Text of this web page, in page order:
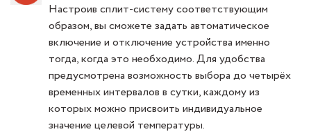
Настроив сплит-систему соответствующим
образом, вы сможете задать автоматическое
включение и отключение устройства именно
тогда, когда это необходимо. Для удобства
предусмотрена возможность выбора до четырёх
временных интервалов в сутки, каждому из
которых можно присвоить индивидуальное
значение целевой температуры.